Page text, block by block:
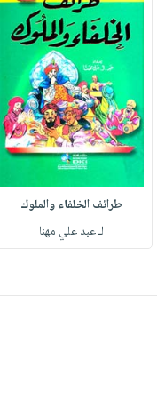
طرائف الخلفاء والملوك
لـ عبد علي مهنا